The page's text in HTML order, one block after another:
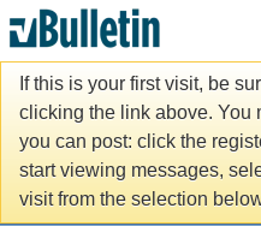
If this is your first visit, be
clicking the link above. You
you can post: click the
start viewing messages,
visit from the selection